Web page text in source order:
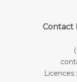
Contact
Licences